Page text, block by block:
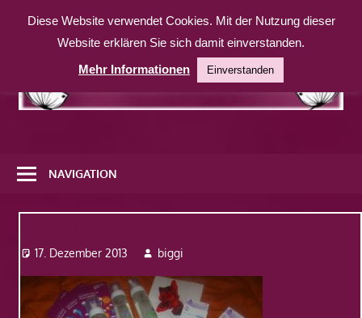
Inhalt
weitere
Website
NAVIGATION
17. Dezember 2013 biggi
Diese Website verwendet Cookies. Mit der Nutzung dieser
Website erklären Sie sich damit einverstanden.
Mehr Informationen
Einverstanden